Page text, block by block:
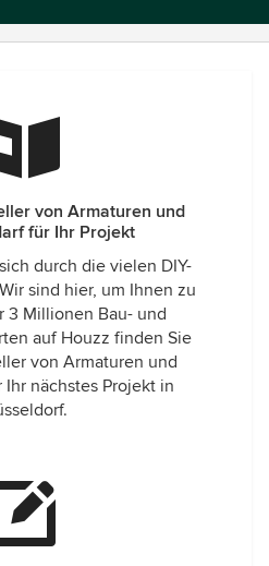
von Armaturen und
für Ihr Projekt
durch die vielen DIY-
sind hier, um Ihnen zu
3 Millionen Bau- und
auf Houzz finden Sie
von Armaturen und
nächstes Projekt in